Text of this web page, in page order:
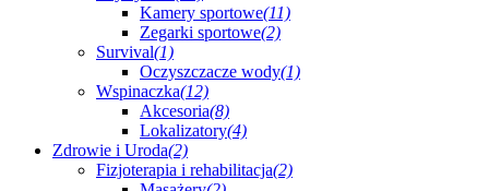
Kamery sportowe(11)
Zegarki sportowe(2)
Survival(1)
Oczyszczacze wody(1)
Wspinaczka(12)
Akcesoria(8)
Lokalizatory(4)
Zdrowie i Uroda(2)
Fizjoterapia i rehabilitacja(2)